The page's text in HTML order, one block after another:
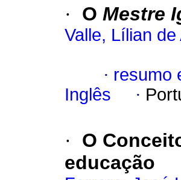
· O Mestre
Valle, Lílian
· resumo
Inglês
·
·
O
educação